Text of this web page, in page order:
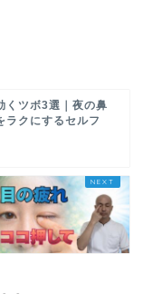
くツボ3選｜夜の鼻
ラクにするセルフ